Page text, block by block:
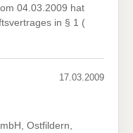
04.03.2009 hat
in § 1 (
17.03.2009
Ostfildern,